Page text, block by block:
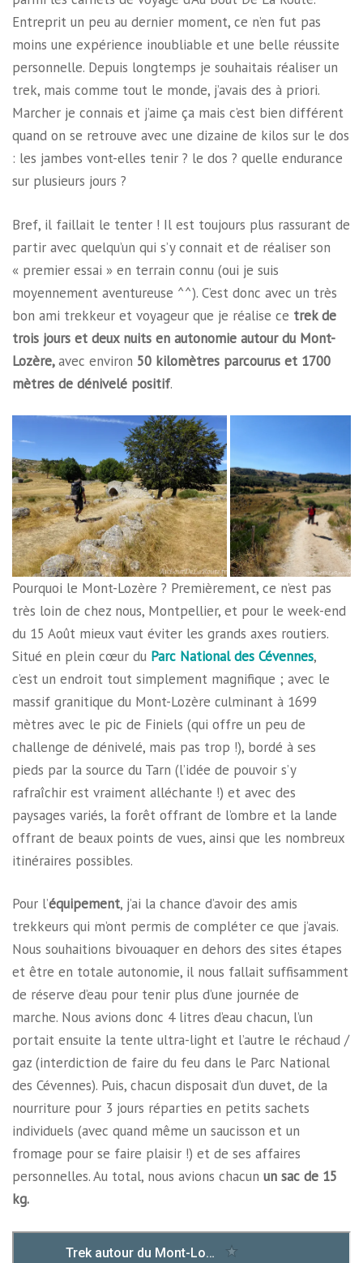
Entreprit un peu au dernier moment, ce n’en fut pas
moins une expérience inoubliable et une belle réussite
personnelle. Depuis longtemps je souhaitais réaliser un
trek, mais comme tout le monde, j’avais des à priori.
Marcher je connais et j’aime ça mais c’est bien différent
quand on se retrouve avec une dizaine de kilos sur le dos
: les jambes vont-elles tenir ? le dos ? quelle endurance
sur plusieurs jours ?
Bref, il faillait le tenter ! Il est toujours plus rassurant de
partir avec quelqu’un qui s’y connait et de réaliser son
« premier essai » en terrain connu (oui je suis
moyennement aventureuse ^^). C’est donc avec un très
bon ami trekkeur et voyageur que je réalise ce trek de
trois jours et deux nuits en autonomie autour du Mont-
Lozère,avec environ 50 kilomètres parcourus et 1700
mètres de dénivelé positif.
Pourquoi le Mont-Lozère ? Premièrement, ce n’est pas
très loin de chez nous, Montpellier, et pour le week-end
du 15 Août mieux vaut éviter les grands axes routiers.
Situé en plein cœur du Parc National des Cévennes,
c’est un endroit tout simplement magnifique ; avec le
massif granitique du Mont-Lozère culminant à 1699
mètres avec le pic de Finiels (qui offre un peu de
challenge de dénivelé, mais pas trop !), bordé à ses
pieds par la source du Tarn (l’idée de pouvoir s’y
rafraîchir est vraiment alléchante !) et avec des
paysages variés, la forêt offrant de l’ombre et la lande
offrant de beaux points de vues, ainsi que les nombreux
itinéraires possibles.
Pour l’équipement, j’ai la chance d’avoir des amis
trekkeurs qui m’ont permis de compléter ce que j’avais.
Nous souhaitions bivouaquer en dehors des sites étapes
et être en totale autonomie, il nous fallait suffisamment
de réserve d’eau pour tenir plus d’une journée de
marche. Nous avions donc 4 litres d’eau chacun, l’un
portait ensuite la tente ultra-light et l’autre le réchaud /
gaz (interdiction de faire du feu dans le Parc National
des Cévennes). Puis, chacun disposait d’un duvet, de la
nourriture pour 3 jours réparties en petits sachets
individuels (avec quand même un saucisson et un
fromage pour se faire plaisir !) et de ses affaires
personnelles. Au total, nous avions chacun un sac de 15
kg.